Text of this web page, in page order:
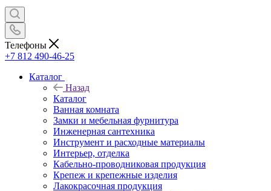
Телефоны
+7 812 490-46-25
Каталог
Назад
Каталог
Ванная комната
Замки и мебельная фурнитура
Инженерная сантехника
Инструмент и расходные материалы
Интерьер, отделка
Кабельно-проводниковая продукция
Крепеж и крепежные изделия
Лакокрасочная продукция